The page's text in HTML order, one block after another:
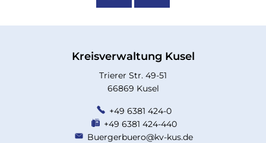
Kreisverwaltung Kusel
Trierer Str. 49-51
66869 Kusel
+49 6381 424-0
+49 6381 424-440
Buergerbuero@kv-kus.de